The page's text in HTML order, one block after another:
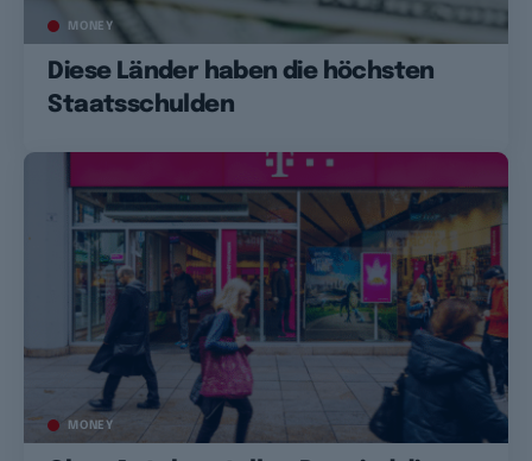
MONEY
Diese Länder haben die höchsten
Staatsschulden
MONEY